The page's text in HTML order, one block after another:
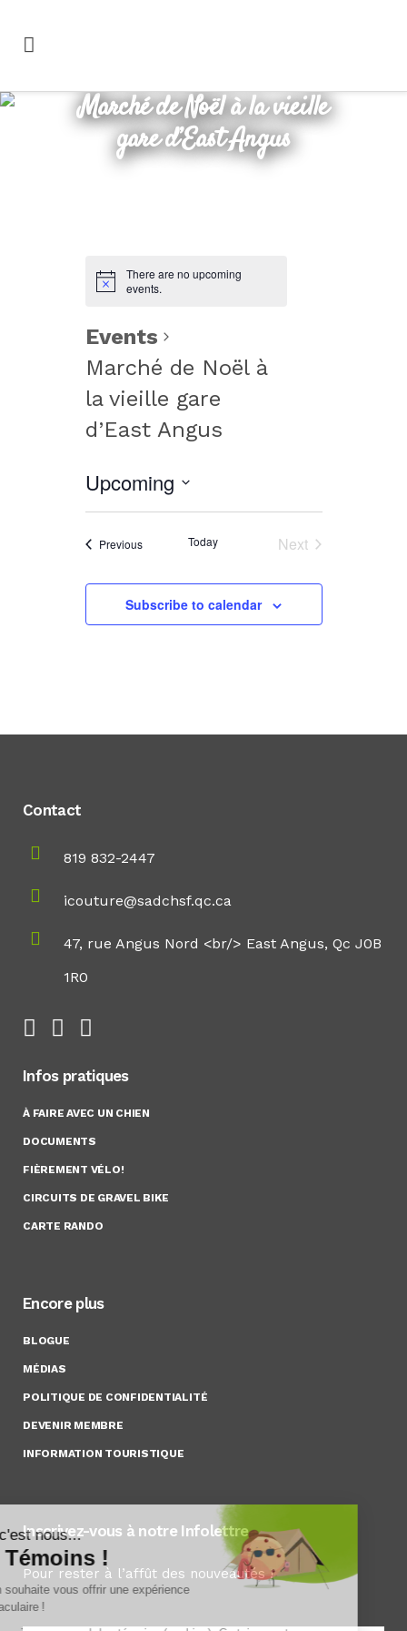
Marché de Noël à la vieille
gare d’East Angus
There are no upcoming
events.
Events
Marché de Noël à
la vieille gare
d’East Angus
Upcoming
Select
PreviousEvents Today
Next
Subscribe to calendar
Contact
819 832-2447
icouture@sadchsf.qc.ca
47, rue Angus Nord <br/> East Angus, Qc J0B
1R0
Infos pratiques
À FAIRE AVEC UN CHIEN
DOCUMENTS
FIÈREMENT VÉLO!
CIRCUITS DE GRAVEL BIKE
CARTE RANDO
Encore plus
BLOGUE
MÉDIAS
POLITIQUE DE CONFIDENTIALITÉ
DEVENIR MEMBRE
INFORMATION TOURISTIQUE
Inscrivez-vous à notre Infolettre
Pour rester à l’affût des nouveautés !